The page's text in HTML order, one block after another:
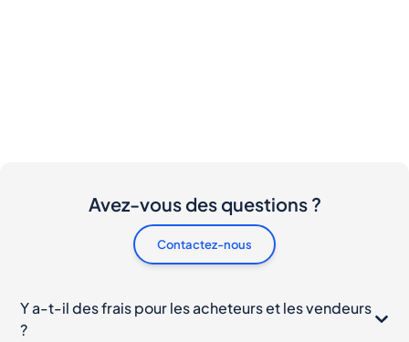
Avez-vous des questions ?
Contactez-nous
Y a-t-il des frais pour les acheteurs et les vendeurs
?